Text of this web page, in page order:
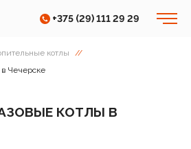
+375 (29) 111 29 29
котлы
//
в Чечерске
КОТЛЫ В